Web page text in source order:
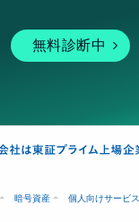
無料診断中
暗号資産 個人向けサービス